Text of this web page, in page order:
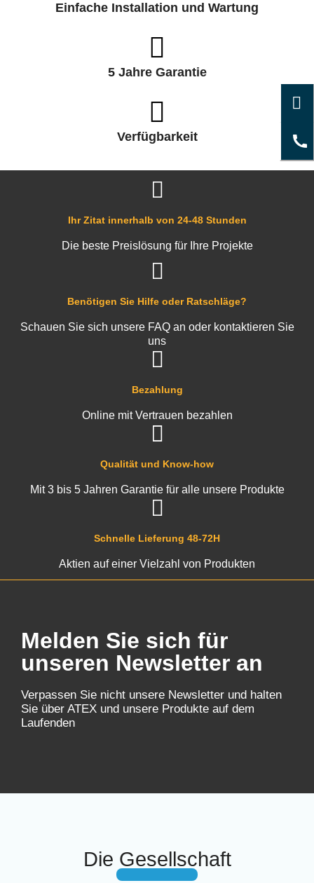
Einfache Installation und Wartung
5 Jahre Garantie
Verfügbarkeit
Schnelle Lieferung 48-72H
Aktien auf einer Vielzahl von Produkten
Qualität und Know-how
Mit 3 bis 5 Jahren Garantie für alle unsere Produkte
Bezahlung
Online mit Vertrauen bezahlen
Benötigen Sie Hilfe oder Ratschläge?
Schauen Sie sich unsere FAQ an oder kontaktieren Sie
uns
Ihr Zitat innerhalb von 24-48 Stunden
Die beste Preislösung für Ihre Projekte
Melden Sie sich für
unseren Newsletter an
Verpassen Sie nicht unsere Newsletter und halten
Sie über ATEX und unsere Produkte auf dem
Laufenden
Die Gesellschaft